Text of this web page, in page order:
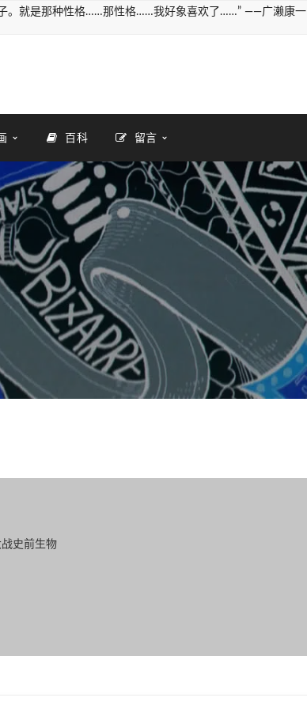
。就是那种性格……那性格……我好象喜欢了……” ——广濑康一
百科 留言
战史前生物